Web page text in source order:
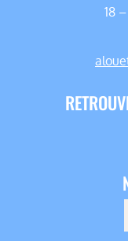
18